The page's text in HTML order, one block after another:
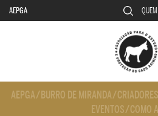
AEPGA
AEPGA/ BURRO DE MIRANDA/CRIADORES
EVENTOS/COMO